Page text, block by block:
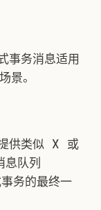
务消息适用
景。
供类似 X 或
队列
务的最终一